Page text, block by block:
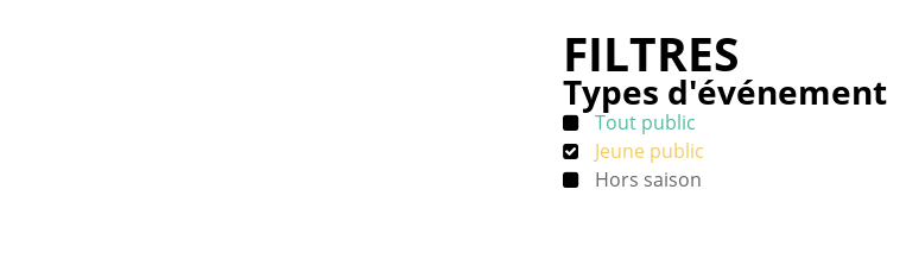
FILTRES
Types d'événement
Tout public
Jeune public
Hors saison